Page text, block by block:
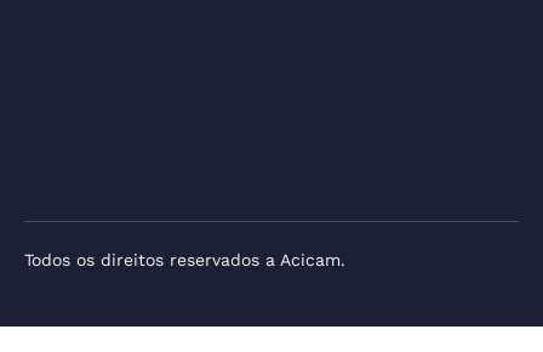
Todos os direitos reservados a Acicam.